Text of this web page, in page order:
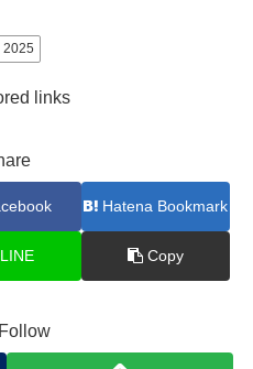
2025
links
Hatena Bookmark
LINE Copy